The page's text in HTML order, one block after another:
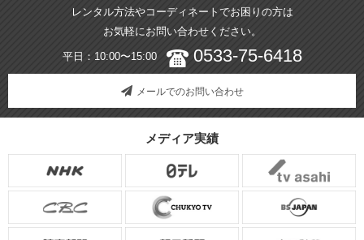
レンタル方法やコーディネートでお困りの方は
お気軽にお問い合わせください。
平日：10:00〜15:00 0533-75-6418
メールでのお問い合わせ
メディア実績